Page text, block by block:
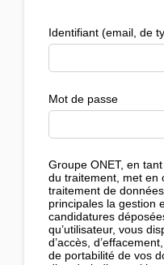
Identifiant (email, de
Mot de passe
Groupe ONET, en
du traitement, met en
traitement de
principales la gestion
candidatures
qu’utilisateur, vous
d’accès,
de portabilité de vos